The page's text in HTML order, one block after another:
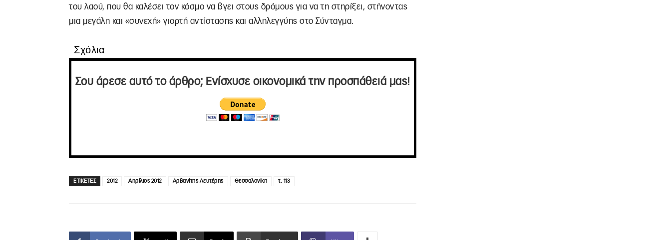
του λαού, που θα καλέσει τον κόσμο να βγει στους δρόμους για να τη στηρίξει, στήνοντας
μια μεγάλη και «συνεχή» γιορτή αντίστασης και αλληλεγγύης στο Σύνταγμα.
Σχόλια
Σου άρεσε αυτό το άρθρο; Ενίσχυσε οικονομικά την προσπάθειά μας!
ΕΤΙΚΕΤΕΣ 2012 Απρίλιος 2012 Αρβανίτης Λευτέρης Θεσσαλονίκη τ. 113